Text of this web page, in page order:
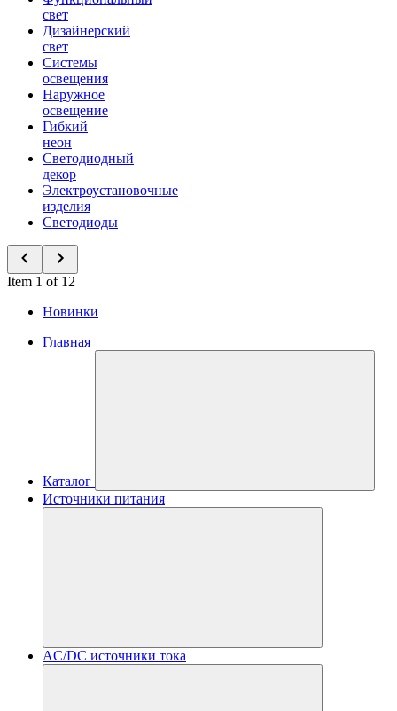
свет
Дизайнерский
свет
Системы
освещения
Наружное
освещение
Гибкий
неон
Светодиодный
декор
Электроустановочные
изделия
Светодиоды
Item 1 of 12
Новинки
Главная
Каталог
Источники питания
AC/DC источники тока